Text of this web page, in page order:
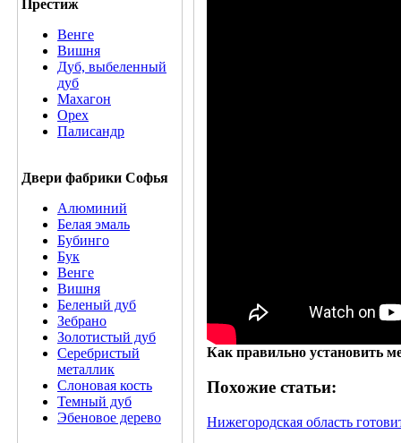
Престиж
Венге
Вишня
Дуб, выбеленный
дуб
Махагон
Орех
Палисандр
Двери фабрики Софья
Алюминий
Белая эмаль
Бубинго
Бук
Венге
Вишня
Беленый дуб
Зебрано
Золотистый дуб
Серебристый
металлик
Слоновая кость
Темный дуб
Эбеновое дерево
Как правильно установить
Похожие статьи:
Нижегородская область